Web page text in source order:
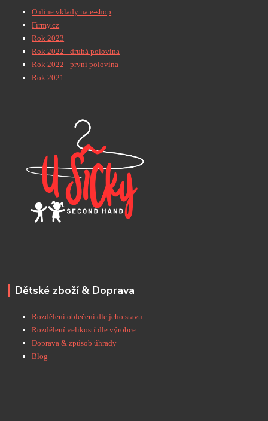
Online vklady na e-shop
Firmy.cz
Rok 2023
Rok 2022 - druhá polovina
Rok 2022 - první polovina
Rok 2021
Dětské zboží & Doprava
Rozdělení oblečení dle jeho stavu
Rozdělení velikostí dle výrobce
Doprava & způsob úhrady
Blog